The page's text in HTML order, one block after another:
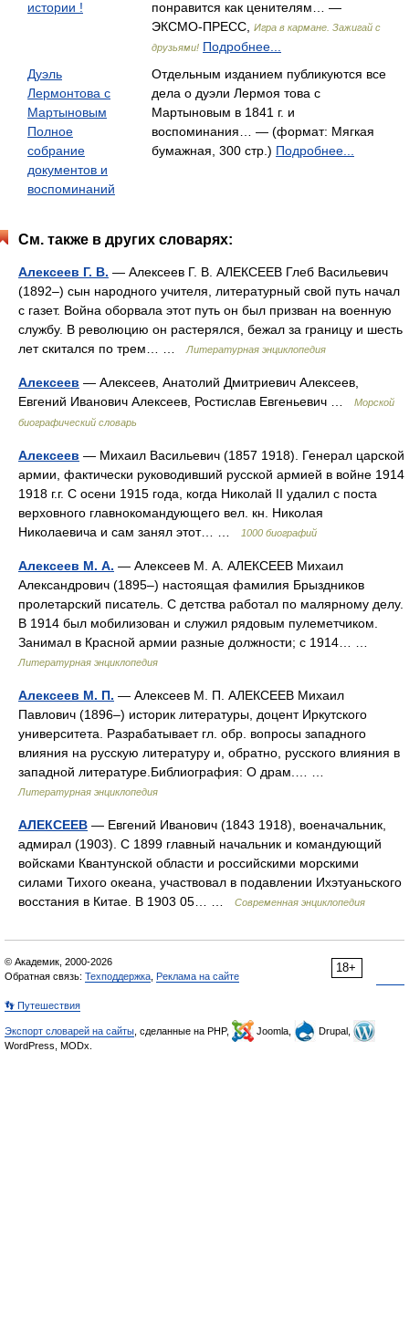
истории !
понравится как ценителям… —
ЭКСМО-ПРЕСС,
Игра в кармане. Зажигай с
друзьями! Подробнее...
Дуэль
Лермонтова с
Мартыновым
Полное
собрание
документов и
воспоминаний
Отдельным изданием публикуются все
дела о дуэли Лермоя това с
Мартыновым в 1841 г. и
воспоминания… — (формат: Мягкая
бумажная, 300 стр.) Подробнее...
См. также в других словарях:
Алексеев Г. В. — Алексеев Г. В. АЛЕКСЕЕВ Глеб Васильевич
(1892–) сын народного учителя, литературный свой путь начал
с газет. Война оборвала этот путь он был призван на военную
службу. В революцию он растерялся, бежал за границу и шесть
лет скитался по трем… …
Литературная энциклопедия
Алексеев — Алексеев, Анатолий Дмитриевич Алексеев,
Евгений Иванович Алексеев, Ростислав Евгеньевич …
Морской
биографический словарь
Алексеев — Михаил Васильевич (1857 1918). Генерал царской
армии, фактически руководивший русской армией в войне 1914
1918 г.г. С осени 1915 года, когда Николай II удалил с поста
верховного главнокомандующего вел. кн. Николая
Николаевича и сам занял этот… …
1000 биографий
Алексеев М. А. — Алексеев М. А. АЛЕКСЕЕВ Михаил
Александрович (1895–) настоящая фамилия Брыздников
пролетарский писатель. С детства работал по малярному делу.
В 1914 был мобилизован и служил рядовым пулеметчиком.
Занимал в Красной армии разные должности; с 1914… …
Литературная энциклопедия
Алексеев М. П. — Алексеев М. П. АЛЕКСЕЕВ Михаил
Павлович (1896–) историк литературы, доцент Иркутского
университета. Разрабатывает гл. обр. вопросы западного
влияния на русскую литературу и, обратно, русского влияния в
западной литературе.Библиография: О драм.… …
Литературная энциклопедия
АЛЕКСЕЕВ — Евгений Иванович (1843 1918), военачальник,
адмирал (1903). С 1899 главный начальник и командующий
войсками Квантунской области и российскими морскими
силами Тихого океана, участвовал в подавлении Ихэтуаньского
восстания в Китае. В 1903 05… …
Современная энциклопедия
18+
© Академик, 2000-2026
Обратная связь: Техподдержка Реклама на сайте
👣 Путешествия
Экспорт словарей на сайты , сделанные на PHP, Joomla,
Drupal,
WordPress, MODx.